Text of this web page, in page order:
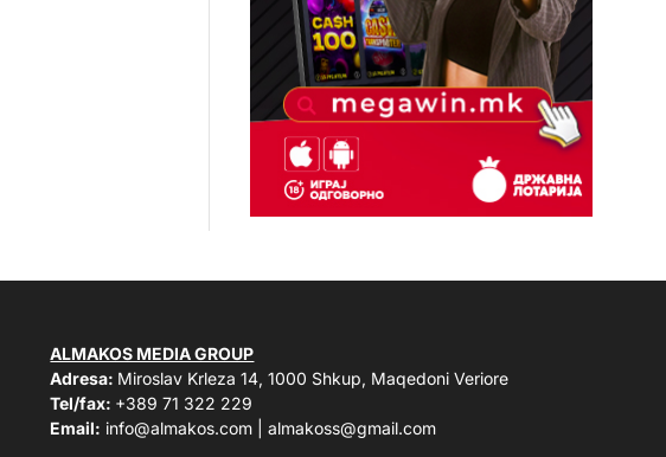
ALMAKOS MEDIA GROUP
Adresa: Miroslav Krleza 14, 1000 Shkup, Maqedoni Veriore
Tel/fax: +389 71 322 229
Email: info@almakos.com |almakoss@gmail.com